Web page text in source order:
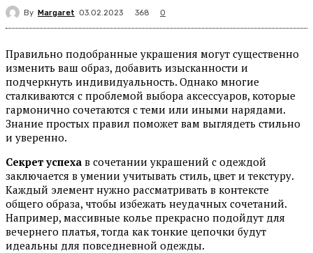
By Margaret 03.02.2023 368 0
Правильно подобранные украшения могут существенно
изменить ваш образ, добавить изысканности и
подчеркнуть индивидуальность. Однако многие
сталкиваются с проблемой выбора аксессуаров, которые
гармонично сочетаются с теми или иными нарядами.
Знание простых правил поможет вам выглядеть стильно
и уверенно.
Секрет успеха в сочетании украшений с одеждой
заключается в умении учитывать стиль, цвет и текстуру.
Каждый элемент нужно рассматривать в контексте
общего образа, чтобы избежать неудачных сочетаний.
Например, массивные колье прекрасно подойдут для
вечернего платья, тогда как тонкие цепочки будут
идеальны для повседневной одежды.